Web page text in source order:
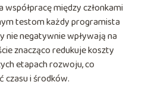
między członkami
testom każdy programista
nie negatywnie wpływają na
znacząco redukuje koszty
etapach rozwoju, co
czasu i środków.